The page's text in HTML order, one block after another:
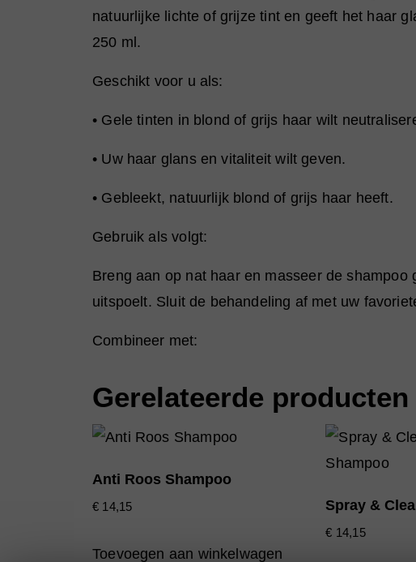
natuurlijke lichte of grijze tint en geeft het haar
250 ml.
Geschikt voor u als:
• Gele tinten in blond of grijs haar wilt
• Uw haar glans en vitaliteit wilt geven.
• Gebleekt, natuurlijk blond of grijs haar heeft.
Gebruik als volgt:
Breng aan op nat haar en masseer de
uitspoelt. Sluit de behandeling af met uw
Combineer met:
Gerelateerde producten
Anti Roos Shampoo
€ 14,15
Toevoegen aan winkelwagen
Spray &
€ 14,15